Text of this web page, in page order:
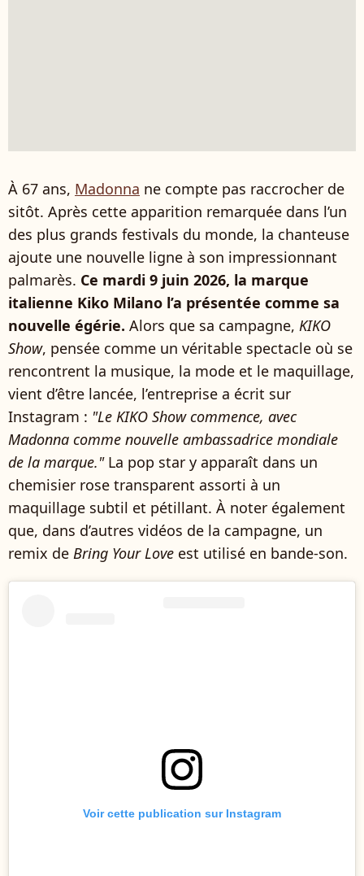
À 67 ans, Madonna ne compte pas raccrocher de
sitôt. Après cette apparition remarquée dans l’un
des plus grands festivals du monde, la chanteuse
ajoute une nouvelle ligne à son impressionnant
palmarès. Ce mardi 9 juin 2026, la marque
italienne Kiko Milano l’a présentée comme sa
nouvelle égérie. Alors que sa campagne, KIKO
Show, pensée comme un véritable spectacle où se
rencontrent la musique, la mode et le maquillage,
vient d’être lancée, l’entreprise a écrit sur
Instagram : "Le KIKO Show commence, avec
Madonna comme nouvelle ambassadrice mondiale
de la marque."La pop star y apparaît dans un
chemisier rose transparent assorti à un
maquillage subtil et pétillant. À noter également
que, dans d’autres vidéos de la campagne, un
remix de Bring Your Love est utilisé en bande-son.
Voir cette publication sur Instagram